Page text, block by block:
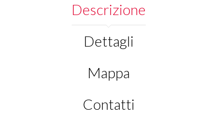
Descrizione
Dettagli
Mappa
Contatti